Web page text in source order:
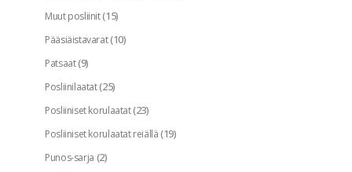
Muut posliinit(15)
Pääsiäistavarat(10)
Patsaat(9)
Posliinilaatat(25)
Posliiniset korulaatat(23)
Posliiniset korulaatat reiällä(19)
Punos-sarja (2)